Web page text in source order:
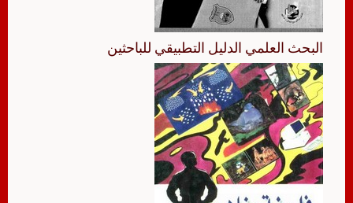
البحث العلمي الدليل التطبيقي للباحثين